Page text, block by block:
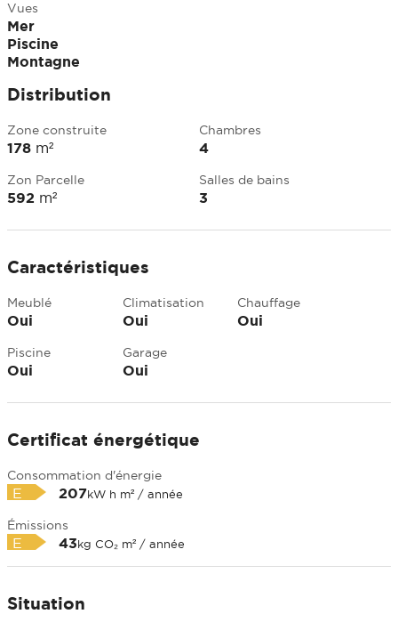
Vues
Mer
Piscine
Montagne
Distribution
Zone construite
178 m²
Zon Parcelle
592 m²
Chambres
4
Salles de bains
3
Caractéristiques
Meublé
Oui
Climatisation
Oui
Chauffage
Oui
Piscine
Oui
Garage
Oui
Certificat énergétique
Consommation d'énergie
E 207kW h m² / année
Émissions
E 43kg CO₂ m² / année
Situation